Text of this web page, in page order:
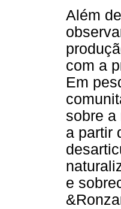
Além
com a
Em
sobre a
a partir
e